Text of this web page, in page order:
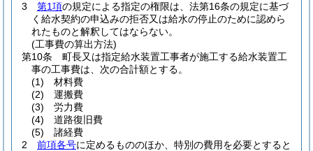
3
第1項の規定による指定の権限は、法第16条の規定に基づ
く給水契約の申込みの拒否又は給水の停止のために認めら
れたものと解釈してはならない。
(工事費の算出方法)
第10条
町長又は指定給水装置工事者が施工する給水装置工
事の工事費は、次の合計額とする。
(1)
材料費
(2)
運搬費
(3)
労力費
(4)
道路復旧費
(5)
諸経費
2
前項各号に定めるもののほか、特別の費用を必要とすると